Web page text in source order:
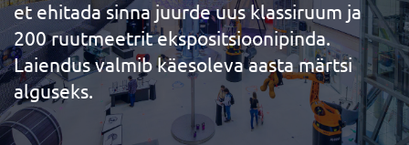
et ehitada sinna juurde uus klassiruum ja
200 ruutmeetrit ekspositsioonipinda.
Laiendus valmib käesoleva aasta märtsi
alguseks.